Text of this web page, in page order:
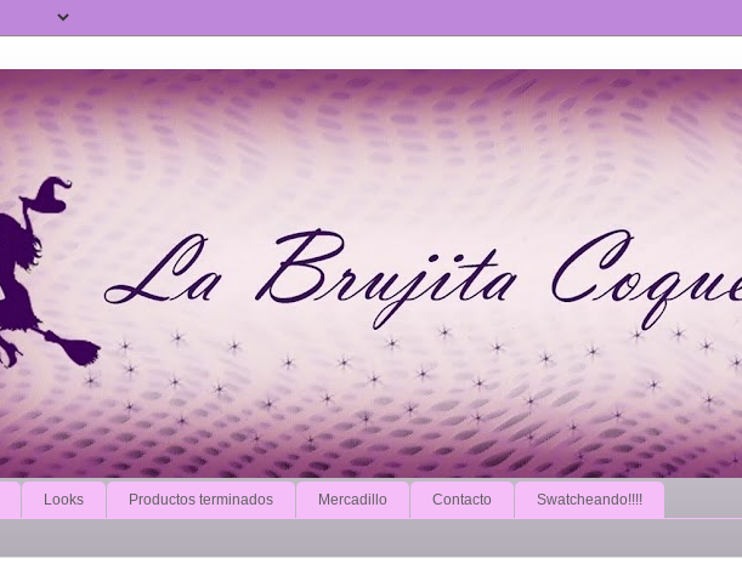
Looks Productos terminados Mercadillo Contacto Swatcheando!!!!